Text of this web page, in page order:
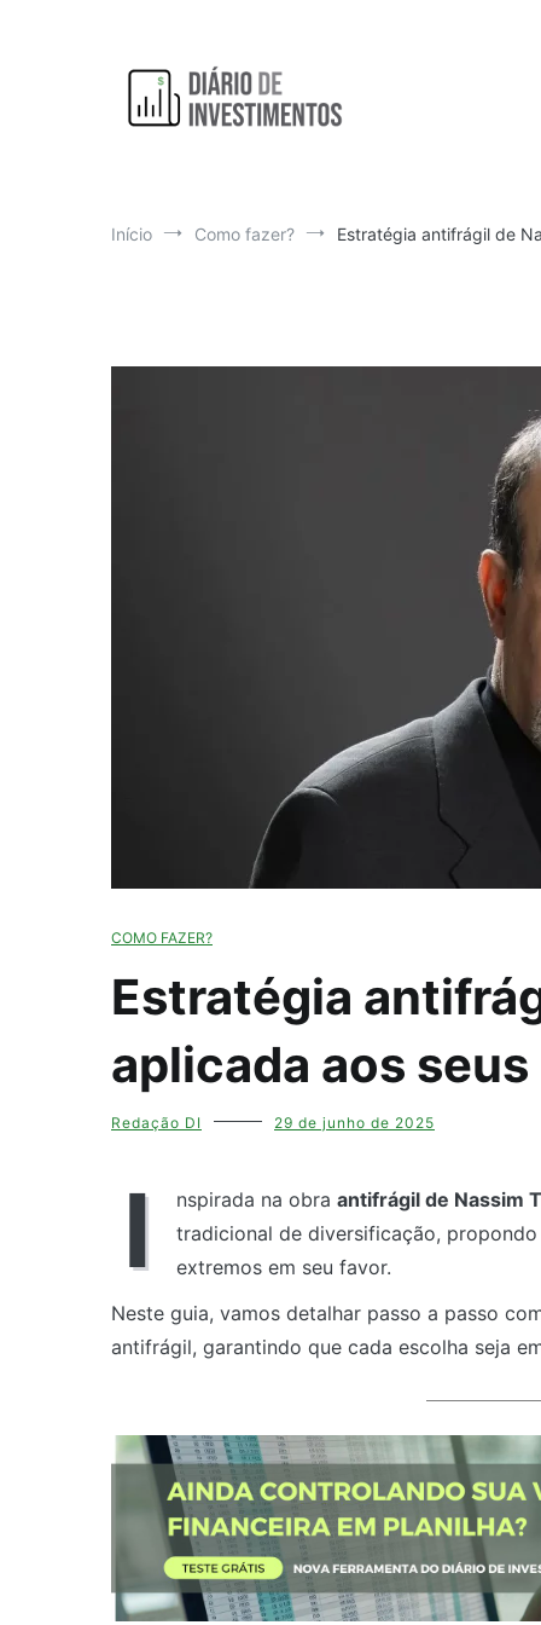
Início Como fazer? Estratégia antifrágil de
COMO FAZER?
Estratégia
aplicada aos
Redação DI 29 de junho de 2025
I nspirada na obra antifrágil de Nassim
tradicional de diversificação,
extremos em seu favor.
Neste guia, vamos detalhar passo a passo
antifrágil, garantindo que cada escolha seja